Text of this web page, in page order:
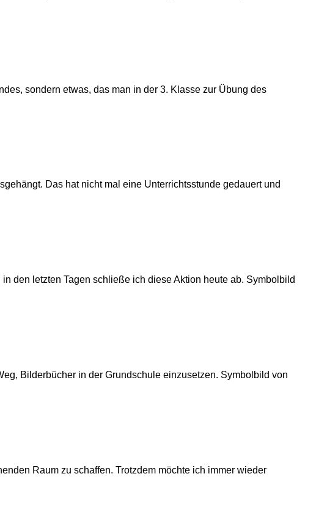
sondern etwas, das man in der 3. Klasse zur Übung des
Das hat nicht mal eine Unterrichtsstunde gedauert und
den letzten Tagen schließe ich diese Aktion heute ab. Symbolbild
Bilderbücher in der Grundschule einzusetzen. Symbolbild von
Raum zu schaffen. Trotzdem möchte ich immer wieder